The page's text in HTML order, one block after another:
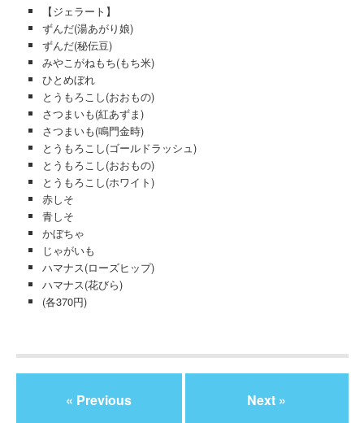
【ジェラート】
ずんだ(湯あがり娘)
ずんだ(秘伝豆)
みやこがねもち(もち米)
ひとめぼれ
とうもろこし(おおもの)
さつまいも(紅あずま)
さつまいも(鳴門金時)
とうもろこし(ゴールドラッシュ)
とうもろこし(おおもの)
とうもろこし(ホワイト)
赤しそ
青しそ
かぼちゃ
じゃがいも
ハマナス(ローズヒップ)
ハマナス(花びら)
(各370円)
« Previous Next »